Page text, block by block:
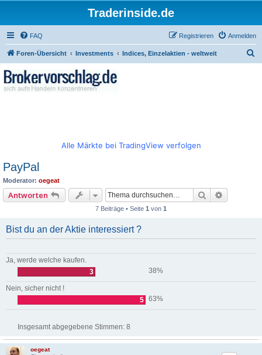
Traderinside.de
FAQ Anmelden
Registrieren
Foren-Übersicht Investments Indices, Einzelaktien - weltweit
Alle Märkte bei TradingView verfolgen
PayPal
Moderator: oegeat
Antworten Suche
7 Beiträge • Seite 1 von 1
Bist du an der Aktie interessiert ?
Ja, werde welche kaufen.
3
38%
Nein, sicher nicht !
5 63%
Insgesamt abgegebene Stimmen: 8
oegeat